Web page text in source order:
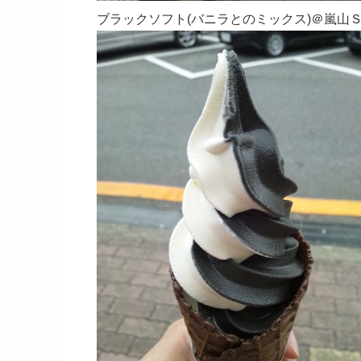
ブラックソフト(バニラとのミックス)＠嵐山